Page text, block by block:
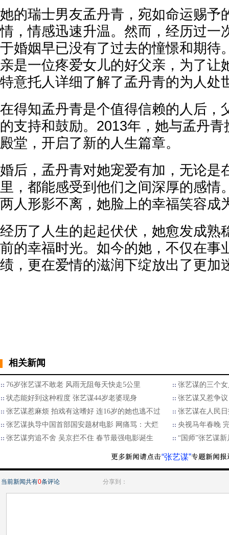
她的瑞士男友孟丹青，宛如命运赐予
情，情感迅速升温。然而，经历过一
于婚姻早已没有了过去的憧憬和期待
亲是一位疼爱女儿的好父亲，为了让
特意托人详细了解了孟丹青的为人处
在得知孟丹青是个值得信赖的人后，
的支持和鼓励。2013年，她与孟丹
殿堂，开启了新的人生篇章。
婚后，孟丹青对她宠爱有加，无论是
里，都能感受到他们之间深厚的感情
两人形影不离，她脸上的幸福笑容成
经历了人生的起起伏伏，她愈发成熟
前的幸福时光。如今的她，不仅在事
绩，更在爱情的滋润下绽放出了更加
相关新闻
76岁张艺谋不敢老 风雨无阻每天快走5公里
张艺谋的三个
状态能好到这种程度 张艺谋44岁老婆现身
张艺谋又惹争
张艺谋惹麻烦 拍戏有这嗜好 连16岁的她也逃不过
张艺谋在人民
张艺谋执导中国首部国安题材电影 网痛骂：大烂
央视马年春晚
张艺谋穷追不舍 吴京拦不住 春节最强电影诞生
“国师”张艺谋
“张艺谋”
当前新闻共有0条评论 分享到：